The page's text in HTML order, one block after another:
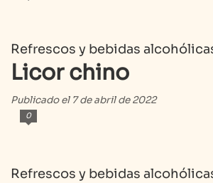
Refrescos y bebidas
Licor chino
Publicado el 7 de abril de 2022
0
Refrescos y bebidas